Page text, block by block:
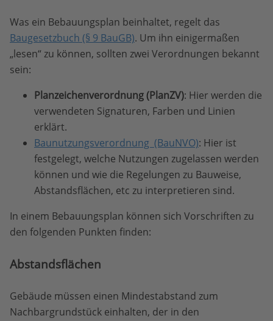
Was ein Bebauungsplan beinhaltet, regelt das
Baugesetzbuch (§ 9 BauGB). Um ihn einigermaßen
„lesen“ zu können, sollten zwei Verordnungen bekannt
sein:
Planzeichenverordnung (PlanZV): Hier werden die
verwendeten Signaturen, Farben und Linien
erklärt.
Baunutzungsverordnung (BauNVO): Hier ist
festgelegt, welche Nutzungen zugelassen werden
können und wie die Regelungen zu Bauweise,
Abstandsflächen, etc zu interpretieren sind.
In einem Bebauungsplan können sich Vorschriften zu
den folgenden Punkten finden:
Abstandsflächen
Gebäude müssen einen Mindestabstand zum
Nachbargrundstück einhalten, der in den